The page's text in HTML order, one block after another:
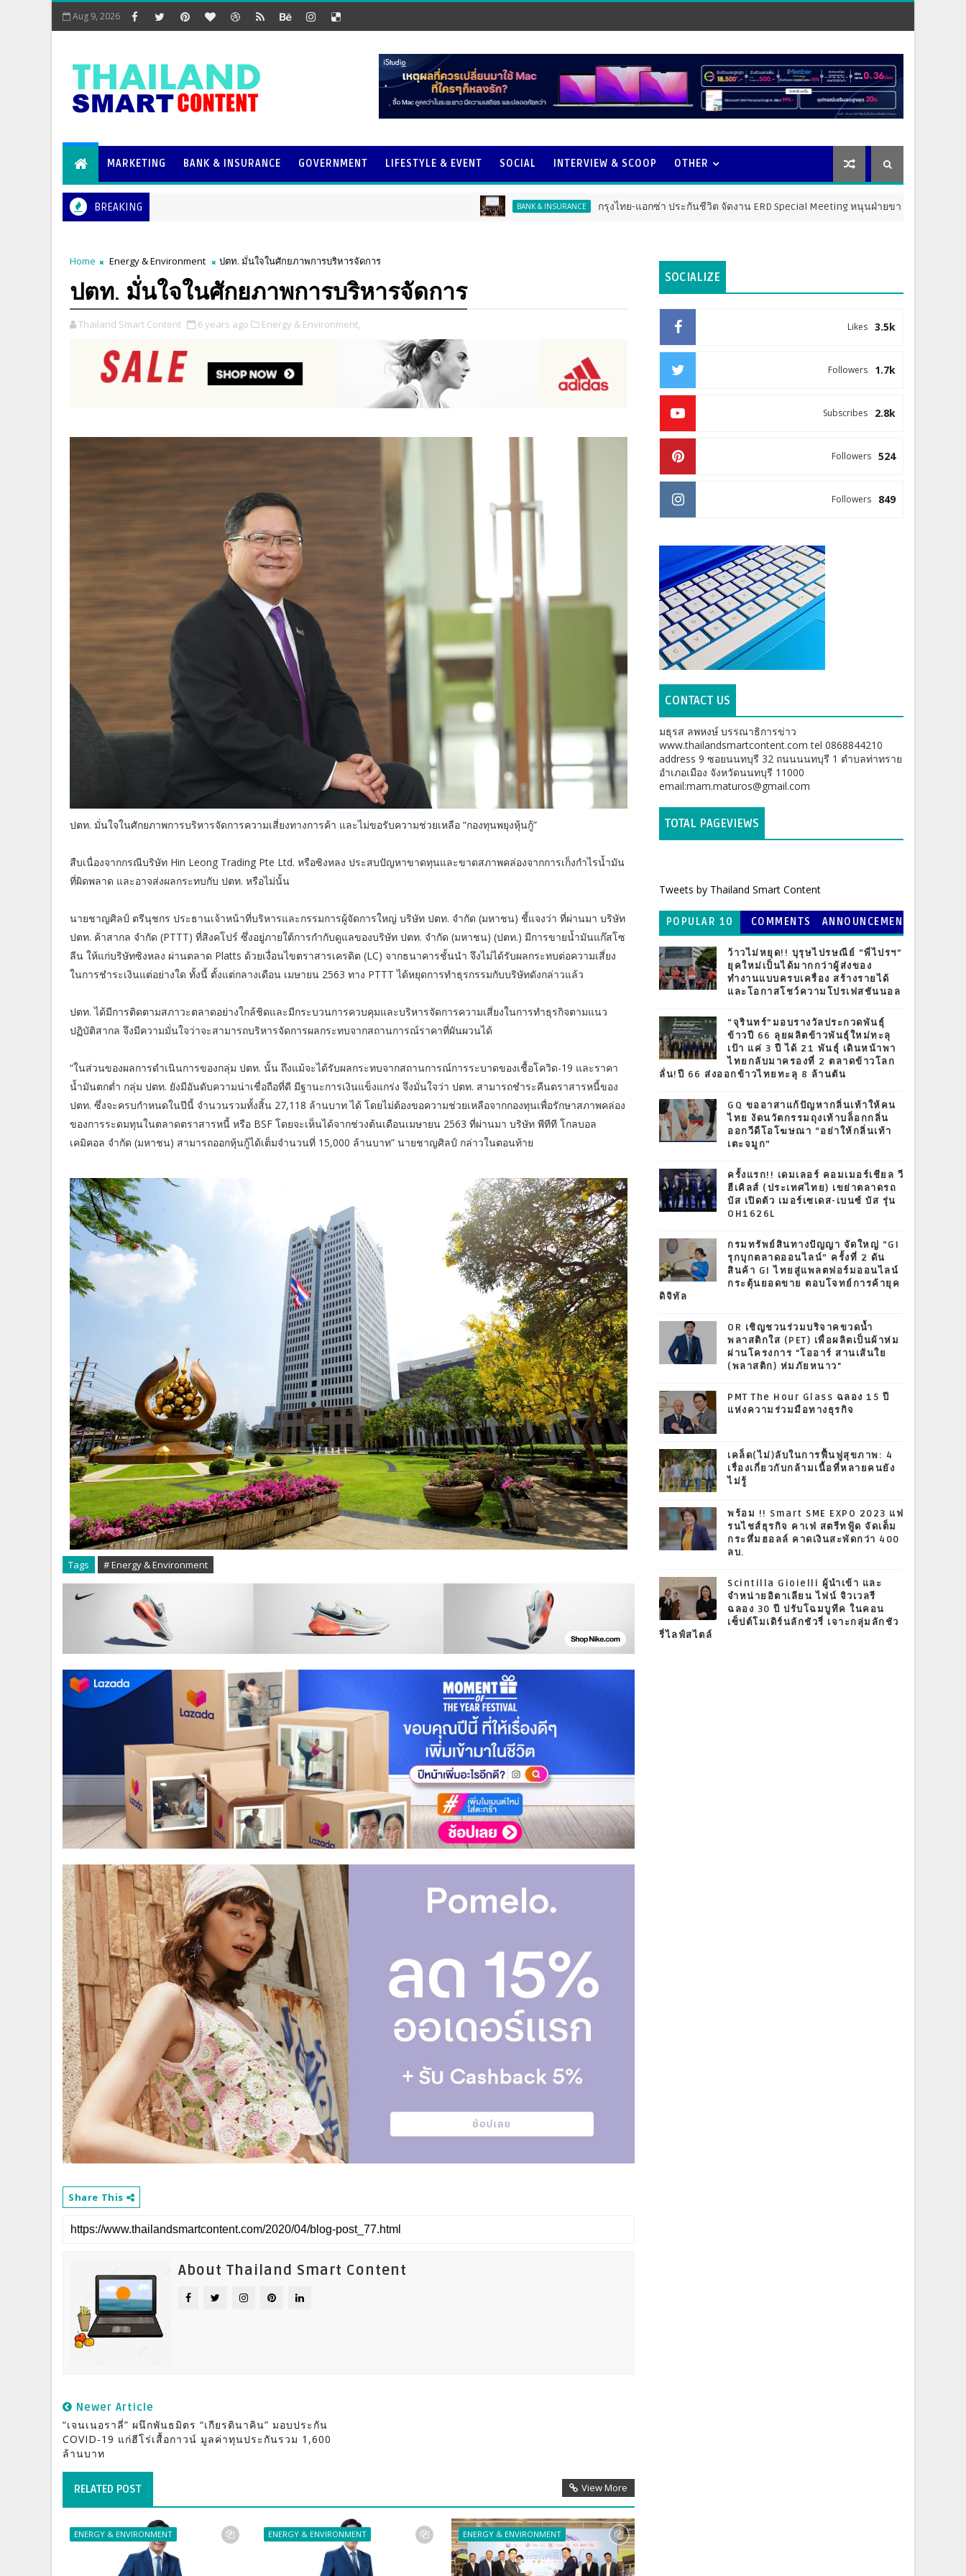
Aug 9, 2026
MARKETING BANK & INSURANCE GOVERNMENT LIFESTYLE & EVENT SOCIAL INTERVIEW & SCOOP OTHER
BREAKING BANK & INSURANCE กรุงไทย-แอกซ่า ประกันชีวิต จัดงาน ERD Special Meeting หนุนฝ่ายขายให้ก้าวสู่ความสำเร็จที่ยั่ง
Home Energy & Environment ปตท. มั่นใจในศักยภาพการบริหารจัดการ
ปตท. มั่นใจในศักยภาพการบริหารจัดการ
Thailand Smart Content 6 years ago Energy & Environment,
ปตท. มั่นใจในศักยภาพการบริหารจัดการความเสี่ยงทางการค้า และไม่ขอรับความช่วยเหลือ “กองทุนพยุงหุ้นกู้”
สืบเนื่องจากกรณีบริษัท Hin Leong Trading Pte Ltd. หรือซิงหลง ประสบปัญหาขาดทุนและขาดสภาพคล่องจากการเก็งกำไรน้ำมัน
ที่ผิดพลาด และอาจส่งผลกระทบกับ ปตท. หรือไม่นั้น
นายชาญศิลป์ ตรีนุชกร ประธานเจ้าหน้าที่บริหารและกรรมการผู้จัดการใหญ่ บริษัท ปตท. จำกัด (มหาชน) ชี้แจงว่า ที่ผ่านมา บริษัท
ปตท. ค้าสากล จำกัด (PTTT) ที่สิงคโปร์ ซึ่งอยู่ภายใต้การกำกับดูแลของบริษัท ปตท. จำกัด (มหาชน) (ปตท.) มีการขายน้ำมันแก๊สโซ
ลีน ให้แก่บริษัทซิงหลง ผ่านตลาด Platts ด้วยเงื่อนไขตราสารเครดิต (LC) จากธนาคารชั้นนำ จึงไม่ได้รับผลกระทบต่อความเสี่ยง
ในการชำระเงินแต่อย่างใด ทั้งนี้ ตั้งแต่กลางเดือน เมษายน 2563 ทาง PTTT ได้หยุดการทำธุรกรรมกับบริษัทดังกล่าวแล้ว
ปตท. ได้มีการติดตามสภาวะตลาดอย่างใกล้ชิดและมีกระบวนการควบคุมและบริหารจัดการความเสี่ยงในการทำธุรกิจตามแนว
ปฏิบัติสากล จึงมีความมั่นใจว่าจะสามารถบริหารจัดการผลกระทบจากสถานการณ์ราคาที่ผันผวนได้
“ในส่วนของผลการดำเนินการของกลุ่ม ปตท. นั้น ถึงแม้จะได้รับผลกระทบจากสถานการณ์การระบาดของเชื้อโควิด-19 และราคา
น้ำมันตกต่ำ กลุ่ม ปตท. ยังมีอันดับความน่าเชื่อถือที่ดี มีฐานะการเงินแข็งแกร่ง จึงมั่นใจว่า ปตท. สามารถชำระคืนตราสารหนี้ของ
ปตท. ซึ่งจะครบกำหนดในปีนี้ จำนวนรวมทั้งสิ้น 27,118 ล้านบาท ได้ โดยไม่ต้องขอความช่วยเหลือจากกองทุนเพื่อรักษาสภาพคล่อง
ของการระดมทุนในตลาดตราสารหนี้ หรือ BSF โดยจะเห็นได้จากช่วงต้นเดือนเมษายน 2563 ที่ผ่านมา บริษัท พีทีที โกลบอล
เคมิคอล จำกัด (มหาชน) สามารถออกหุ้นกู้ได้เต็มจำนวนที่ 15,000 ล้านบาท” นายชาญศิลป์ กล่าวในตอนท้าย
Tags # Energy & Environment
Share This
About Thailand Smart Content
Newer Article
“เจนเนอราลี่” ผนึกพันธมิตร “เกียรตินาคิน” มอบประกัน
COVID-19 แก่ฮีโร่เสื้อกาวน์ มูลค่าทุนประกันรวม 1,600
ล้านบาท
RELATED POST View More
ENERGY & ENVIRONMENT ENERGY & ENVIRONMENT ENERGY & ENVIRONMENT
SOCIALIZE
3.5k
Likes
1.7k
Followers
2.8k
Subscribes
524
Followers
849
Followers
CONTACT US
มธุรส ลพหงษ์ บรรณาธิการข่าว
www.thailandsmartcontent.com tel 0868844210
address 9 ซอยนนทบุรี 32 ถนนนนทบุรี 1 ตำบลท่าทราย
อำเภอเมือง จังหวัดนนทบุรี 11000
email:mam.maturos@gmail.com
TOTAL PAGEVIEWS
Tweets by Thailand Smart Content
POPULAR 10 COMMENTS
ANNOUNCEMEN
ว้าวไม่หยุด!! บุรุษไปรษณีย์ “พี่ไปรฯ”
ยุคใหม่เป็นได้มากกว่าผู้ส่งของ
ทำงานแบบครบเครื่อง สร้างรายได้
และโอกาสโชว์ความโปรเฟสชันนอล
“จุรินทร์”มอบรางวัลประกวดพันธุ์
ข้าวปี 66 ลุยผลิตข้าวพันธุ์ใหม่ทะลุ
เป้า แค่ 3 ปี ได้ 21 พันธุ์ เดินหน้าพา
ไทยกลับมาครองที่ 2 ตลาดข้าวโลก
ลั่น!ปี 66 ส่งออกข้าวไทยทะลุ 8 ล้านตัน
GQ ขออาสาแก้ปัญหากลิ่นเท้าให้คน
ไทย งัดนวัตกรรมถุงเท้าบล็อกกลิ่น
ออกวีดีโอโฆษณา “อย่าให้กลิ่นเท้า
เตะจมูก”
ครั้งแรก!! เดมเลอร์ คอมเมอร์เชียล วี
ฮีเคิลส์ (ประเทศไทย) เขย่าตลาดรถ
บัส เปิดตัว เมอร์เซเดส-เบนซ์ บัส รุ่น
OH1626L
กรมทรัพย์สินทางปัญญา จัดใหญ่ “GI
รุกบุกตลาดออนไลน์” ครั้งที่ 2 ดัน
สินค้า GI ไทยสู่แพลตฟอร์มออนไลน์
กระตุ้นยอดขาย ตอบโจทย์การค้ายุค
ดิจิทัล
OR เชิญชวนร่วมบริจาคขวดน้ำ
พลาสติกใส (PET) เพื่อผลิตเป็นผ้าห่ม
ผ่านโครงการ "โออาร์ สานเส้นใย
(พลาสติก) ห่มภัยหนาว"
PMT The Hour Glass ฉลอง 15 ปี
แห่งความร่วมมือทางธุรกิจ
เคล็ด(ไม่)ลับในการฟื้นฟูสุขภาพ: 4
เรื่องเกี่ยวกับกล้ามเนื้อที่หลายคนยัง
ไม่รู้
พร้อม !! Smart SME EXPO 2023 แฟ
รนไชส์ธุรกิจ คาเฟ่ สตรีทฟู้ด จัดเต็ม
กระหึ่มฮอลล์ คาดเงินสะพัดกว่า 400
ลบ.
Scintilla Gioielli ผู้นำเข้า และ
จำหน่ายอิตาเลียน ไฟน์ จิวเวลรี
ฉลอง 30 ปี ปรับโฉมบูทีค ในคอน
เซ็ปต์โมเดิร์นลักชัวรี่ เจาะกลุ่มลักชัว
รี่ไลฟ์สไตล์